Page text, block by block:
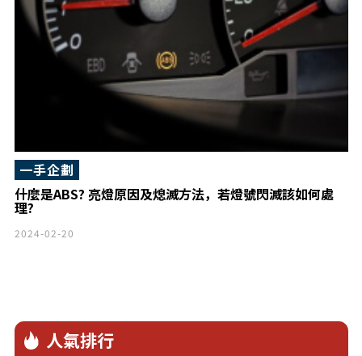
什麼是ABS? 亮燈原因及熄滅方法，若燈號閃滅該如何處
理?
一手企劃
2024-02-20
人氣排行